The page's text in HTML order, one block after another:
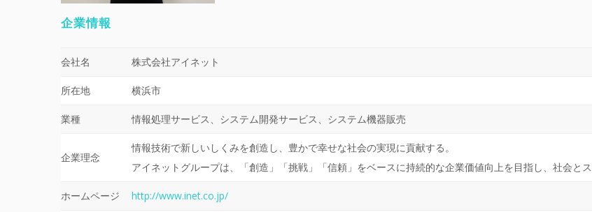
企業情報
会社名 株式会社アイネット
所在地 横浜市
業種 情報処理サービス、システム開発サービス、システム機器販売
企業理念
情報技術で新しいしくみを創造し、豊かで幸せな社会の実現に貢献する。
アイネットグループは、「創造」「挑戦」「信頼」をベースに持続的な企業価値向上を目指し、社会と
ホームページ http://www.inet.co.jp/